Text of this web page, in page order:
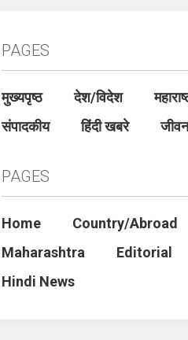
PAGES
मुख्यपृष्ठ देश/विदेश
संपादकीय
हिंदी खबरे
PAGES
Home
Country/Abroad
Maharashtra
Editorial
Hindi News